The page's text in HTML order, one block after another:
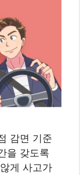
감면 기준
을 갖도록
게 사고가